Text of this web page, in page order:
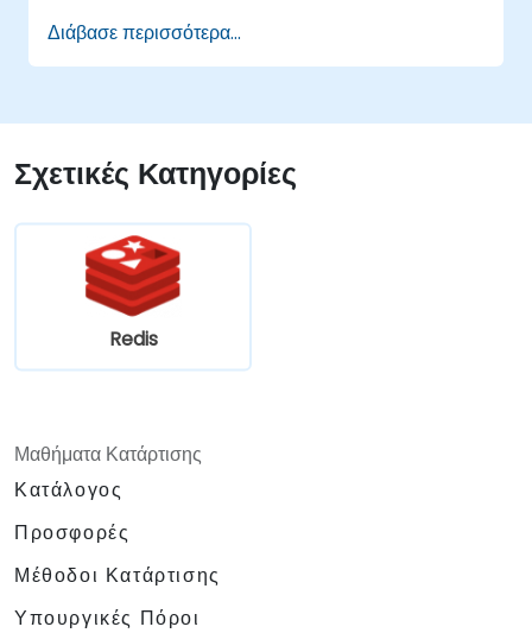
Διάβασε περισσότερα...
Σχετικές Κατηγορίες
Redis
Μαθήματα Κατάρτισης
Κατάλογος
Προσφορές
Μέθοδοι Κατάρτισης
Υπουργικές Πόροι